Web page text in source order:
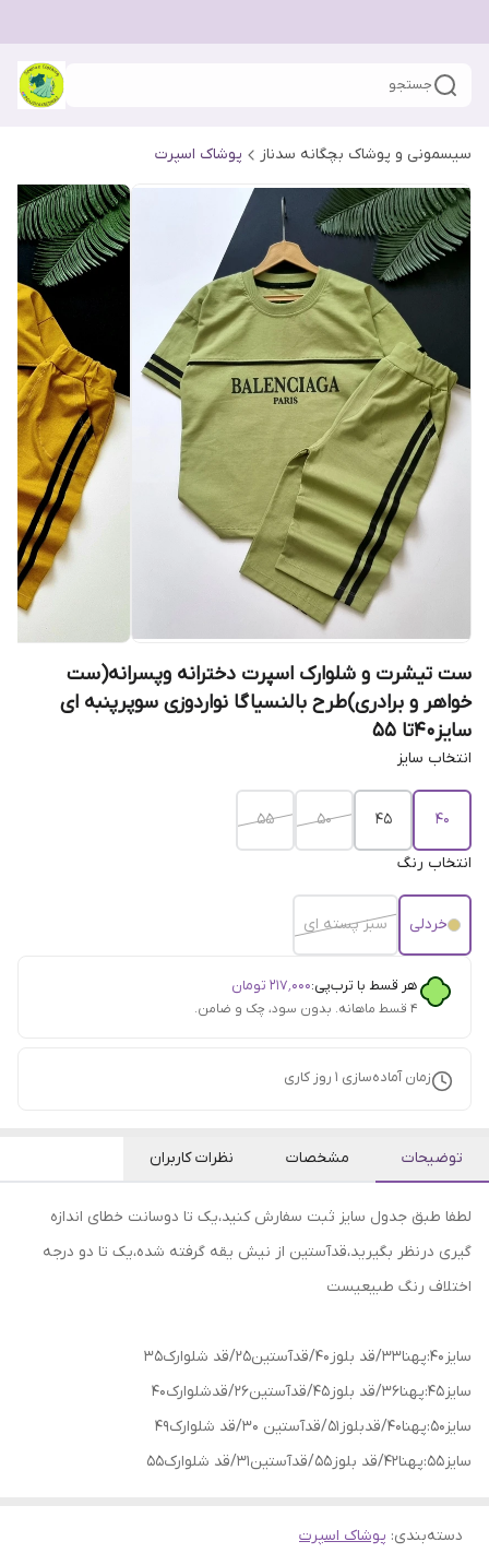
جستجو
سیسمونی و پوشاک بچگانه سدناز پوشاک اسپرت
ست تیشرت و شلوارک اسپرت دخترانه و‌پسرانه(ست
خواهر و برادری)طرح بالنسیاگا نواردوزی سوپرپنبه ای
سایز۴۰تا ۵۵
انتخاب سایز
40
45
50
55
انتخاب رنگ
خردلی سبز پسته ای
هر قسط با ترب‌پی:۲۱۷٬۰۰۰ تومان
۴ قسط ماهانه. بدون سود، چک و ضامن.
زمان آماده‌سازی 1 روز کاری
توضیحات مشخصات نظرات کاربران
لطفا طبق جدول سایز ثبت سفارش کنید،یک تا دوسانت خطای اندازه
گیری درنظر بگیرید،قدآستین از نیش یقه گرفته شده،یک تا دو درجه
اختلاف رنگ طبیعیست
سایز 40:پهنا33/قد بلوز40/قدآستین25/قد شلوارک35
سایز 45:پهنا36/قد بلوز45/قدآستین26/قدشلوارک40
سایز50:پهنا40/قدبلوز51/قدآستین 30/قد شلوارک49
سایز 55:پهنا42/قد بلوز55/قدآستین31/قد شلوارک55
دسته‌بندی: پوشاک اسپرت